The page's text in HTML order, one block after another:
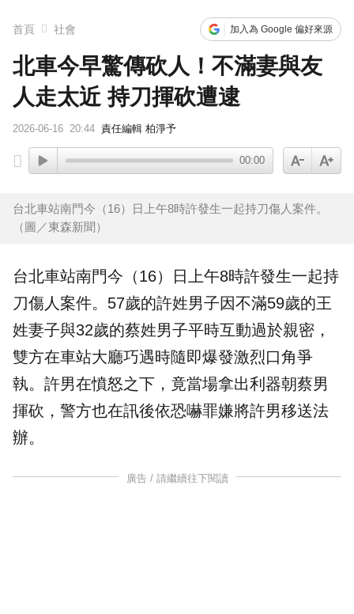
首頁 社會 加入為 Google 偏好來源
北車今早驚傳砍人！不滿妻與友
人走太近 持刀揮砍遭逮
2026-06-16 20:44 責任編輯 柏淨予
00:00
台北車站南門今（16）日上午8時許發生一起持刀傷人案件。
（圖／東森新聞）
台北車站南門今（16）日上午8時許發生一起持
刀傷人案件。57歲的許姓男子因不滿59歲的王
姓妻子與32歲的蔡姓男子平時互動過於親密，
雙方在車站大廳巧遇時隨即爆發激烈口角爭
執。許男在憤怒之下，竟當場拿出利器朝蔡男
揮砍，警方也在訊後依恐嚇罪嫌將許男移送法
辦。
廣告 / 請繼續往下閱讀